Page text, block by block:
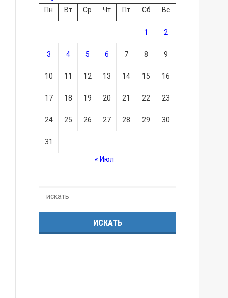
Пн
Вт Ср Чт Пт Сб Вс
1 2
3 4 5 6 7 8 9
10 11 12 13 14 15 16
17 18 19 20 21 22 23
24 25 26 27 28 29 30
31
« Июл